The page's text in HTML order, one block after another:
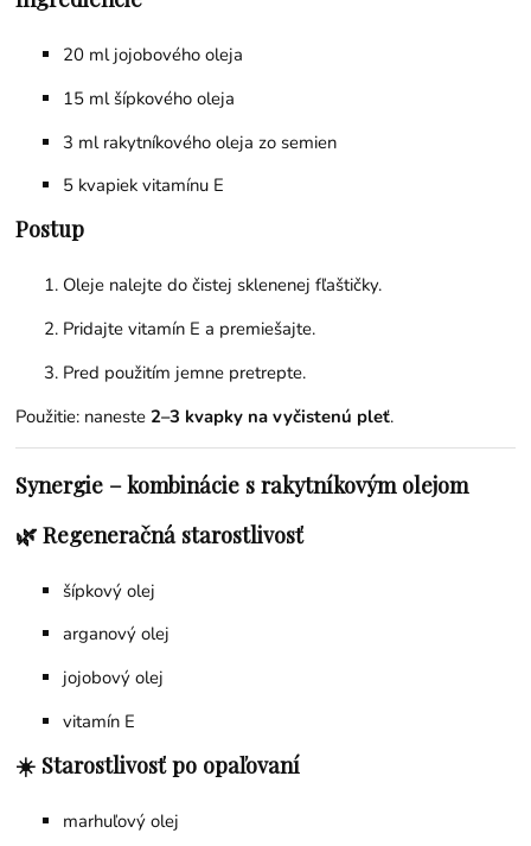
20 mljojobového oleja
15 ml šípkového oleja
3 ml rakytníkového oleja zo semien
5 kvapiekvitamínu E
Postup
Oleje nalejte do čistej sklenenej fľaštičky.
Pridajte vitamín E a premiešajte.
Pred použitím jemne pretrepte.
Použitie: naneste 2–3 kvapky na vyčistenú pleť.
Synergie – kombinácie s rakytníkovým olejom
🌿 Regeneračná starostlivosť
šípkový olej
arganový olej
jojobový olej
vitamín E
☀️ Starostlivosť po opaľovaní
marhuľový olej